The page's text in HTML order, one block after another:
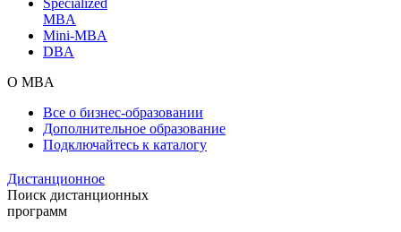
MBA
Mini-MBA
DBA
О MBA
Все о бизнес-образовании
Дополнительное образование
Подключайтесь к каталогу
Дистанционное
Поиск дистанционных
программ